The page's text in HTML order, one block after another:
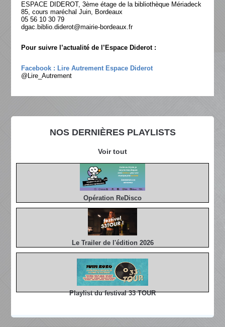
NOS DERNIÈRES PLAYLISTS
Voir tout
Opération ReDisco
Le Trailer de l'édition 2026
Playlist du festival 33 TOUR
ESPACE DIDEROT, 3ème étage de la bibliothèque Mériadeck
85, cours maréchal Juin, Bordeaux
05 56 10 30 79
dgac.biblio.diderot@mairie-bordeaux.fr
Pour suivre l’actualité de l’Espace Diderot :
Facebook : Lire Autrement Espace Diderot
@Lire_Autrement